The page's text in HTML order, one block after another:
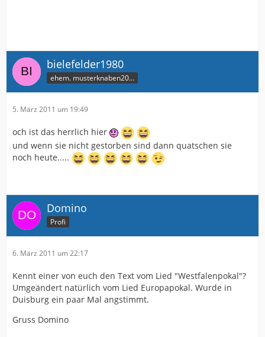
bielefelder1980
ehem. musterknaben2006
5. März 2011 um 19:49
och ist das herrlich hier
und wenn sie nicht gestorben sind dann quatschen sie
noch heute.....
Domino
Profi
6. März 2011 um 22:17
Kennt einer von euch den Text vom Lied "Westfalenpokal"?
Umgeändert natürlich vom Lied Europapokal. Wurde in
Duisburg ein paar Mal angstimmt.
Gruss Domino